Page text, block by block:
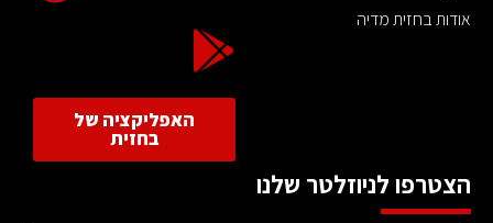
אודות בחזית מדיה
האפליקציה של
בחזית
הצטרפו לניוזלטר שלנו